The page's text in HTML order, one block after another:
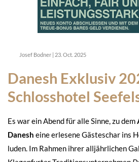
Josef Bodner | 23. Oct. 2025
Danesh Exklusiv
Schlosshotel
Es war ein Abend für alle Sinne, zu dem
Danesh eine erlesene Gästeschar ins
luden. Im Rahmen ihrer alljährlichen